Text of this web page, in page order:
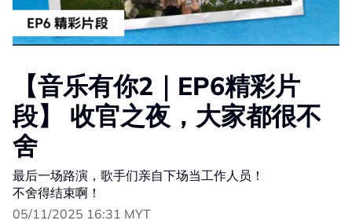
【音乐有你2｜EP6精彩片
段】 收官之夜，大家都很不
舍
最后一场路演，歌手们亲自下场当工作人员！
不舍得结束啊！
05/11/2025 16:31 MYT